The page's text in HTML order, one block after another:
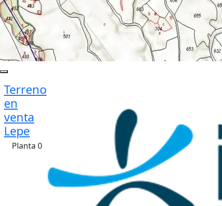
Terreno
en
venta
Lepe
Planta 0